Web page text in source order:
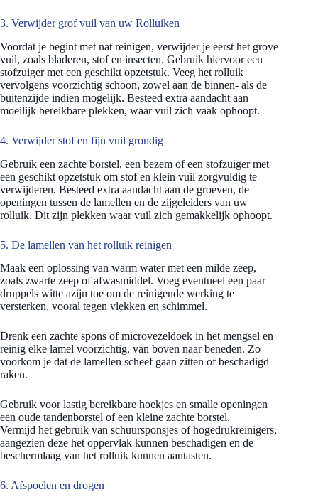
3. Verwijder grof vuil van uw Rolluiken
Voordat je begint met nat reinigen, verwijder je eerst het grove
vuil, zoals bladeren, stof en insecten. Gebruik hiervoor een
stofzuiger met een geschikt opzetstuk. Veeg het rolluik
vervolgens voorzichtig schoon, zowel aan de binnen- als de
buitenzijde indien mogelijk. Besteed extra aandacht aan
moeilijk bereikbare plekken, waar vuil zich vaak ophoopt.
4. Verwijder stof en fijn vuil grondig
Gebruik een zachte borstel, een bezem of een stofzuiger met
een geschikt opzetstuk om stof en klein vuil zorgvuldig te
verwijderen. Besteed extra aandacht aan de groeven, de
openingen tussen de lamellen en de zijgeleiders van uw
rolluik. Dit zijn plekken waar vuil zich gemakkelijk ophoopt.
5. De lamellen van het rolluik reinigen
Maak een oplossing van warm water met een milde zeep,
zoals zwarte zeep of afwasmiddel. Voeg eventueel een paar
druppels witte azijn toe om de reinigende werking te
versterken, vooral tegen vlekken en schimmel.
Drenk een zachte spons of microvezeldoek in het mengsel en
reinig elke lamel voorzichtig, van boven naar beneden. Zo
voorkom je dat de lamellen scheef gaan zitten of beschadigd
raken.
Gebruik voor lastig bereikbare hoekjes en smalle openingen
een oude tandenborstel of een kleine zachte borstel.
Vermijd het gebruik van schuursponsjes of hogedrukreinigers,
aangezien deze het oppervlak kunnen beschadigen en de
beschermlaag van het rolluik kunnen aantasten.
6. Afspoelen en drogen